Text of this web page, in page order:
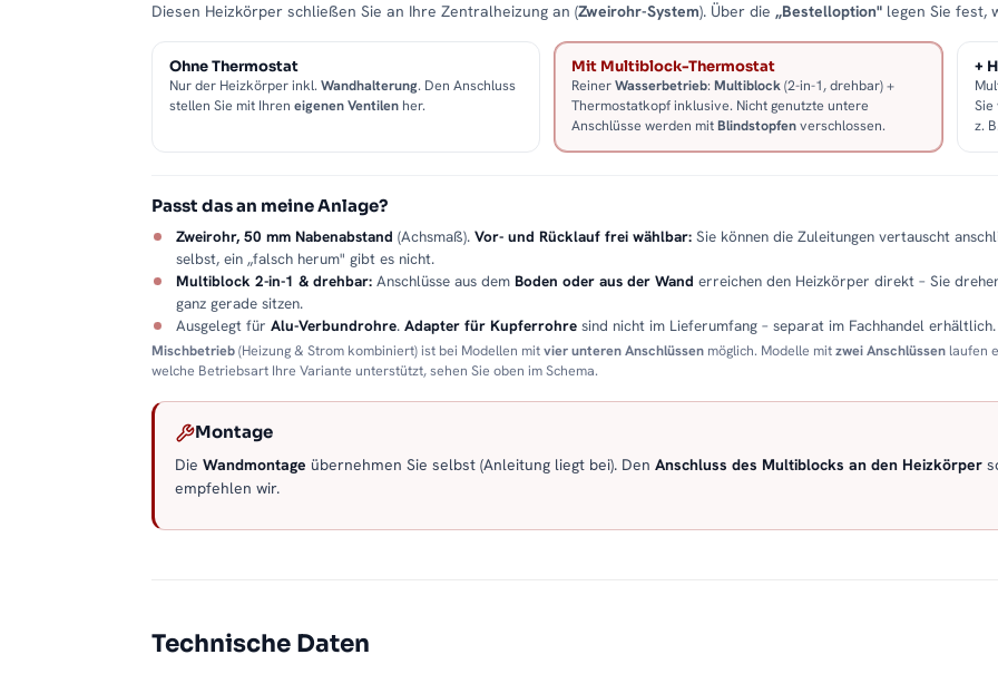
Diesen Heizkörper schließen Sie an Ihre Zentralheizung an (Zweirohr-System). Über die „Bestelloption" legen Sie fest,
Ohne Thermostat
Nur der Heizkörper inkl. Wandhalterung. Den Anschluss
stellen Sie mit Ihren eigenen Ventilen her.
Mit Multiblock-Thermostat
ReinerWasserbetrieb:Multiblock(2-in-1, drehbar) +
Thermostatkopf inklusive. Nicht genutzte untere
Anschlüsse werden mitBlindstopfenverschlossen.
+
z.
Passt das an meine Anlage?
Zweirohr, 50 mm Nabenabstand (Achsmaß). Vor- und Rücklauf frei wählbar: Sie können die Zuleitungen vertauscht
selbst, ein „falsch herum" gibt es nicht.
Multiblock 2-in-1 & drehbar: Anschlüsse aus dem Boden oder aus der Wand erreichen den Heizkörper direkt – Sie
ganz gerade sitzen.
Ausgelegt für Alu-Verbundrohre. Adapter für Kupferrohre sind nicht im Lieferumfang – separat im Fachhandel erhältlich.
Mischbetrieb(Heizung & Strom kombiniert) ist bei Modellen mitvier unteren Anschlüssen möglich. Modelle mitzwei Anschlüssen laufen
welche Betriebsart Ihre Variante unterstützt, sehen Sie oben im Schema.
Montage
Die Wandmontage übernehmen Sie selbst (Anleitung liegt bei). Den Anschluss des Multiblocks an den Heizkörper
empfehlen wir.
Technische Daten